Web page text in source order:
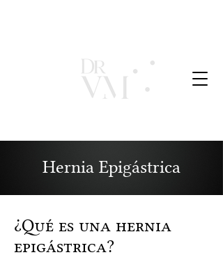
Hernia Epigástrica
¿Qué es una hernia
epigástrica?